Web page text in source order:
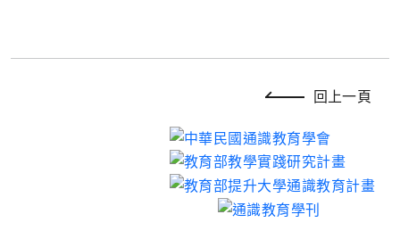
回上一頁